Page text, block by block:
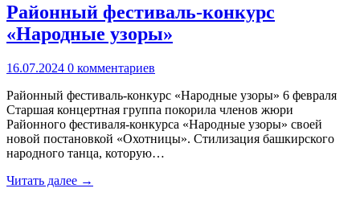
Районный фестиваль-конкурс
«Народные узоры»
16.07.2024 0 комментариев
Районный фестиваль-конкурс «Народные узоры» 6 февраля
Старшая концертная группа покорила членов жюри
Районного фестиваля-конкурса «Народные узоры» своей
новой постановкой «Охотницы». Стилизация башкирского
народного танца, которую…
Читать далее →